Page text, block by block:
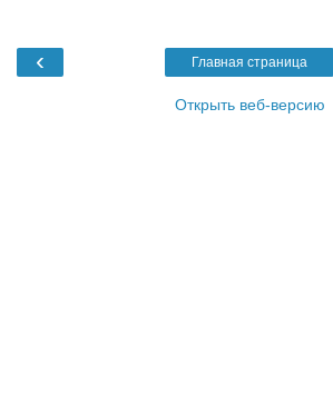
‹ Главная страница
Открыть веб-версию